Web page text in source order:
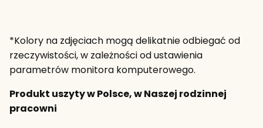
*Kolory na zdjęciach mogą delikatnie odbiegać od
rzeczywistości, w zależności od ustawienia
parametrów monitora komputerowego.
Produkt uszyty w Polsce, w Naszej rodzinnej
pracowni